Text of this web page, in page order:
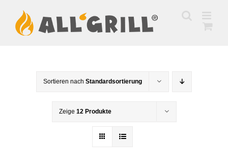
Inhalt
springen
Sortieren nach Standardsortierung
Zeige 12 Produkte